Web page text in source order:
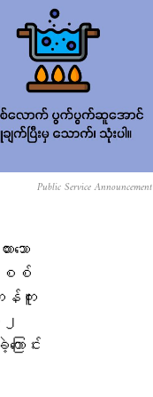
Public Service Announcement
ော
စစ်
ကူး
ာင်း